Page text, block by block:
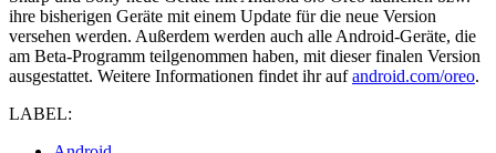
ihre bisherigen Geräte mit einem Update für die neue Version
versehen werden. Außerdem werden auch alle Android-Geräte, die
am Beta-Programm teilgenommen haben, mit dieser finalen Version
ausgestattet. Weitere Informationen findet ihr aufandroid.com/oreo.
LABEL: